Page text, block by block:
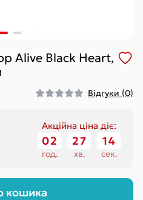
Alive Black Heart,
Відгуки (0)
Акційна ціна діє:
02
год.
27
хв.
13
сек.
кошика